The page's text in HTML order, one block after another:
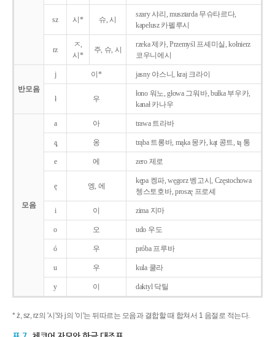
sz 시* 슈, 시
szary 샤리, musztarda 무슈타르다,
kapelusz 카펠루시
rz
ㅈ,
시*
주, 슈, 시
rzeka 제카, Przemyśl 프셰미실, kołnierz
코우니에시
반모음
j 이* jasny 야스니, kraj 크라이
ł 우
łono 워노, głowa 그워바, bułka 부우카,
kanał 카나우
모음
a 아 trawa 트라바
ą̨ 옹 trąba 트롱바, mąka 몽카, kąt 콩트, tą 통
e 에 zero 제로
ę 엥, 에
kępa 켕파, węgorz 벵고시, Częstochowa
쳉스토호바, proszę 프로셰
i 이 zima 지마
o 오 udo 우도
ó 우 próba 프루바
u 우 kula 쿨라
y 이 daktyl 닥틸
* ż, sz, rz의 '시'와 j의 '이'는 뒤따르는 모음과 결합할 때 합쳐서 1 음절로 적는다.